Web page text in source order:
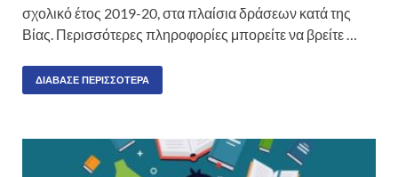
σχολικό έτος 2019-20, στα πλαίσια δράσεων κατά της
Βίας. Περισσότερες πληροφορίες μπορείτε να βρείτε …
ΔΙΆΒΑΣΕ ΠΕΡΙΣΣΌΤΕΡΑ